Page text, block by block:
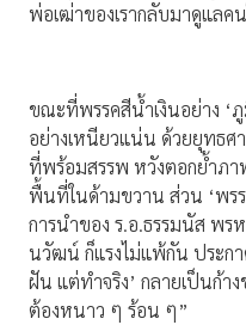
พ่อเฒ่าของเรากลับมาดูแลค
ขณะที่พรรคสีน้ำเงินอย่าง ‘
อย่างเหนียวแน่น ด้วยยุทธศ
ที่พร้อมสรรพ หวังตอกย้ำภ
พื้นที่ในด้ามขวาน ส่วน ‘พรร
การนำของ ร.อ.ธรรมนัส พ
นวัฒน์ ก็แรงไม่แพ้กัน ประกา
ฝัน แต่ทำจริง’ กลายเป็นก้า
ต้องหนาว ๆ ร้อน ๆ”